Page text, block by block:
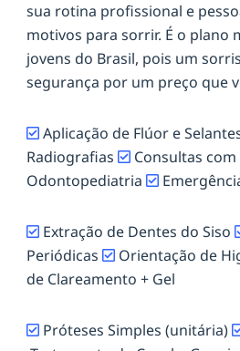
sua rotina profissional e
motivos para sorrir. É o plano
jovens do Brasil, pois um
segurança por um preço que
Aplicação de Flúor e
Radiografias
Consultas
Odontopediatria
Extração de Dentes do Siso
Periódicas
Orientação de
de Clareamento + Gel
Próteses Simples (unitária)